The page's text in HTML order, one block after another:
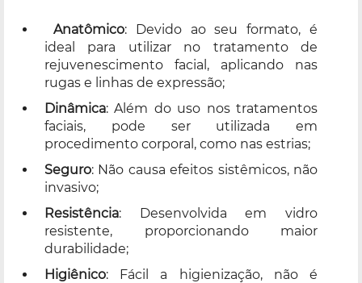
Anatômico: Devido ao seu formato, é
ideal para utilizar no tratamento de
rejuvenescimento facial, aplicando nas
rugas e linhas de expressão;
Dinâmica: Além do uso nos tratamentos
faciais, pode ser utilizada em
procedimento corporal, como nas estrias;
Seguro: Não causa efeitos sistêmicos, não
invasivo;
Resistência: Desenvolvida em vidro
resistente, proporcionando maior
durabilidade;
Higiênico: Fácil a higienização, não é